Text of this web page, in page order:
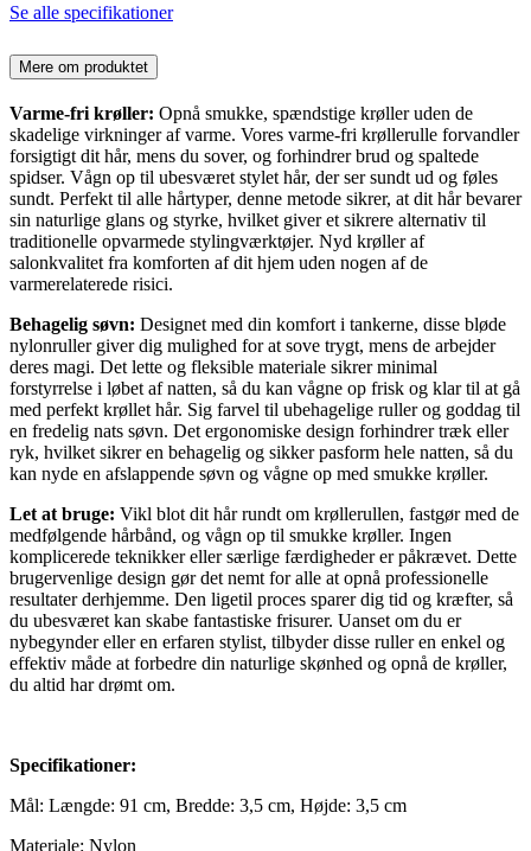
Se alle specifikationer
Mere om produktet
Varme-fri krøller: Opnå smukke, spændstige krøller uden de
skadelige virkninger af varme. Vores varme-fri krøllerulle forvandler
forsigtigt dit hår, mens du sover, og forhindrer brud og spaltede
spidser. Vågn op til ubesværet stylet hår, der ser sundt ud og føles
sundt. Perfekt til alle hårtyper, denne metode sikrer, at dit hår bevarer
sin naturlige glans og styrke, hvilket giver et sikrere alternativ til
traditionelle opvarmede stylingværktøjer. Nyd krøller af
salonkvalitet fra komforten af dit hjem uden nogen af de
varmerelaterede risici.
Behagelig søvn: Designet med din komfort i tankerne, disse bløde
nylonruller giver dig mulighed for at sove trygt, mens de arbejder
deres magi. Det lette og fleksible materiale sikrer minimal
forstyrrelse i løbet af natten, så du kan vågne op frisk og klar til at gå
med perfekt krøllet hår. Sig farvel til ubehagelige ruller og goddag til
en fredelig nats søvn. Det ergonomiske design forhindrer træk eller
ryk, hvilket sikrer en behagelig og sikker pasform hele natten, så du
kan nyde en afslappende søvn og vågne op med smukke krøller.
Let at bruge: Vikl blot dit hår rundt om krøllerullen, fastgør med de
medfølgende hårbånd, og vågn op til smukke krøller. Ingen
komplicerede teknikker eller særlige færdigheder er påkrævet. Dette
brugervenlige design gør det nemt for alle at opnå professionelle
resultater derhjemme. Den ligetil proces sparer dig tid og kræfter, så
du ubesværet kan skabe fantastiske frisurer. Uanset om du er
nybegynder eller en erfaren stylist, tilbyder disse ruller en enkel og
effektiv måde at forbedre din naturlige skønhed og opnå de krøller,
du altid har drømt om.
Specifikationer:
Mål: Længde: 91 cm, Bredde: 3,5 cm, Højde: 3,5 cm
Materiale: Nylon